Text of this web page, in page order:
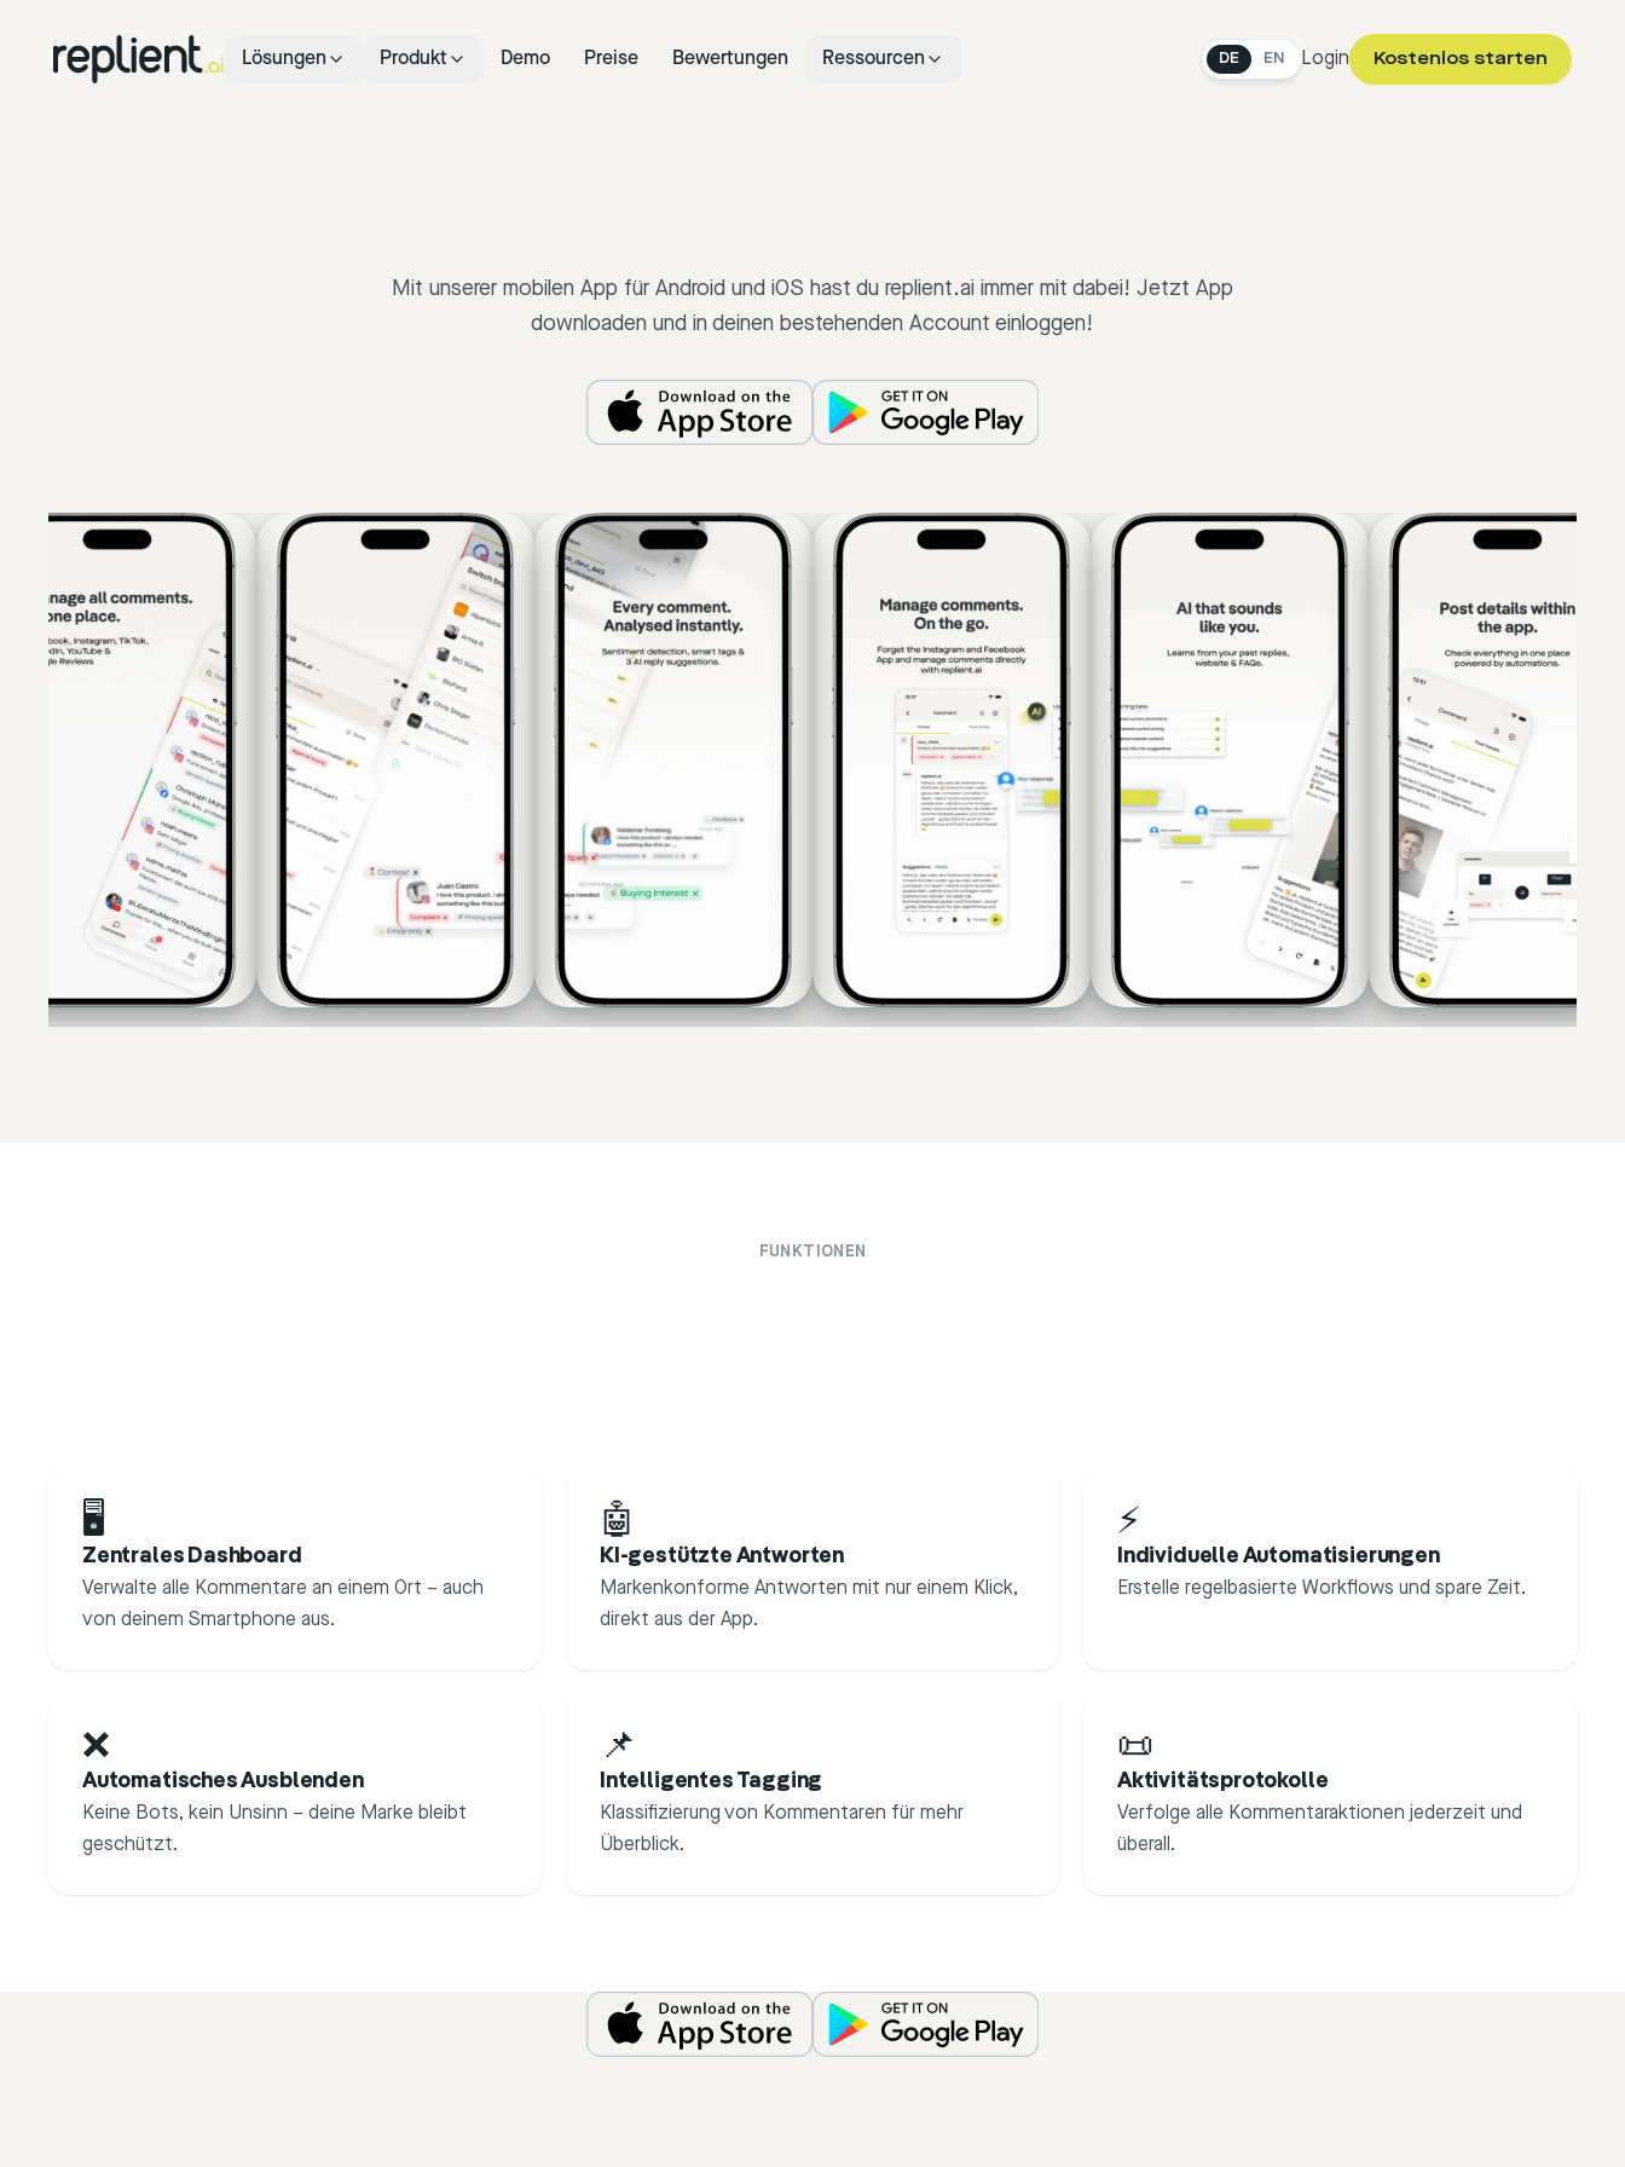
Lösungen Produkt Demo Preise Bewertungen Ressourcen DE EN Login Kostenlos starten
Mit unserer mobilen App für Android und iOS hast du replient.ai immer mit dabei! Jetzt App
downloaden und in deinen bestehenden Account einloggen!
FUNKTIONEN
🖥
Zentrales Dashboard
Verwalte alle Kommentare an einem Ort – auch
von deinem Smartphone aus.
🤖
KI-gestützte Antworten
Markenkonforme Antworten mit nur einem Klick,
direkt aus der App.
⚡
Individuelle Automatisierungen
Erstelle regelbasierte Workflows und spare Zeit.
❌
Automatisches Ausblenden
Keine Bots, kein Unsinn – deine Marke bleibt
geschützt.
📌
Intelligentes Tagging
Klassifizierung von Kommentaren für mehr
Überblick.
📜
Aktivitätsprotokolle
Verfolge alle Kommentaraktionen jederzeit und
überall.